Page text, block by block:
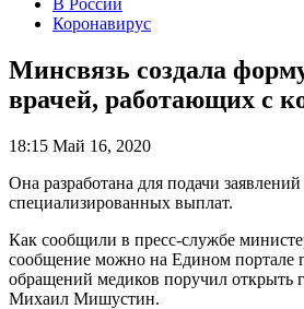
В России
Коронавирус
Минсвязь создала
врачей, работающих с
18:15 Май 16, 2020
Она разработана для подачи
специализированных выплат.
Как сообщили в пресс-службе
сообщение можно на Едином портале
обращений медиков поручил открыть
Михаил Мишустин.